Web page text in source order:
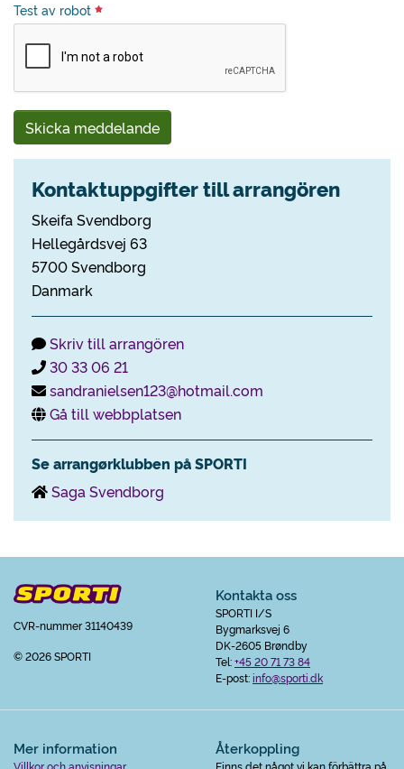
Test av robot
Skicka meddelande
Kontaktuppgifter till arrangören
Skeifa Svendborg
Hellegårdsvej 63
5700 Svendborg
Danmark
Skriv till arrangören
30 33 06 21
sandranielsen123@hotmail.com
Gå till webbplatsen
Se arrangørklubben på SPORTI
Saga Svendborg
CVR-nummer 31140439
© 2026 SPORTI
Kontakta oss
SPORTI I/S
Bygmarksvej 6
DK-2605 Brøndby
Tel:+45 20 71 73 84
E-post:info@sporti.dk
Mer information
Villkor och anvisningar
Återkoppling
Finns det något vi kan förbättra på